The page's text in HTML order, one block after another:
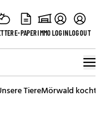
E-PAPERIMMOLOGINLOGOUT
TiereMörwald kocht